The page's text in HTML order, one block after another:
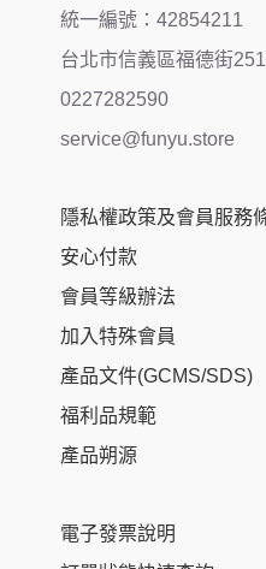
統一編號：42854211
台北市信義區福德街
0227282590
service@funyu.store
隱私權政策及會員服務
安心付款
會員等級辦法
加入特殊會員
產品文件(GCMS/SDS)
福利品規範
產品朔源
電子發票說明